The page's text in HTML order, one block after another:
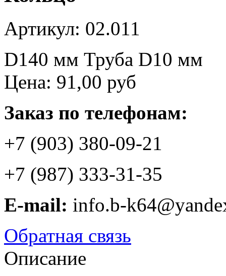
Артикул: 02.011
D140 мм Труба D10 мм
Цена: 91,00 руб
Заказ по телефонам:
+7 (903) 380-09-21
+7 (987) 333-31-35
E-mail: info.b-
Обратная связь
Описание